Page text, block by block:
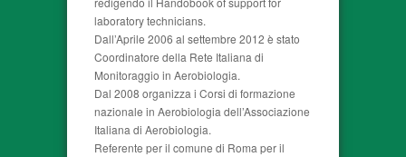
laboratory technicians.
Dall’Aprile 2006 al settembre 2012 è stato
Coordinatore della Rete Italiana di
Monitoraggio in Aerobiologia.
Dal 2008 organizza i Corsi di formazione
nazionale in Aerobiologia dell’Associazione
Italiana di Aerobiologia.
Referente per il comune di Roma per il